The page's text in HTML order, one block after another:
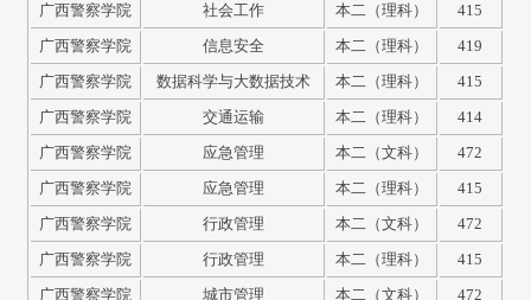
广西警察学院
社会工作 本二（理科）
415
广西警察学院
信息安全 本二（理科）
419
广西警察学院
数据科学与大数据技术 本二（理科）
415
广西警察学院
交通运输 本二（理科）
414
广西警察学院
应急管理 本二（文科）
472
广西警察学院
应急管理 本二（理科）
415
广西警察学院
行政管理 本二（文科）
472
广西警察学院
行政管理 本二（理科）
415
广西警察学院
城市管理 本二（文科） 472